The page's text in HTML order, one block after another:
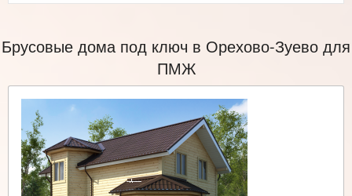
Брусовые дома под ключ в Орехово-Зуево для
ПМЖ